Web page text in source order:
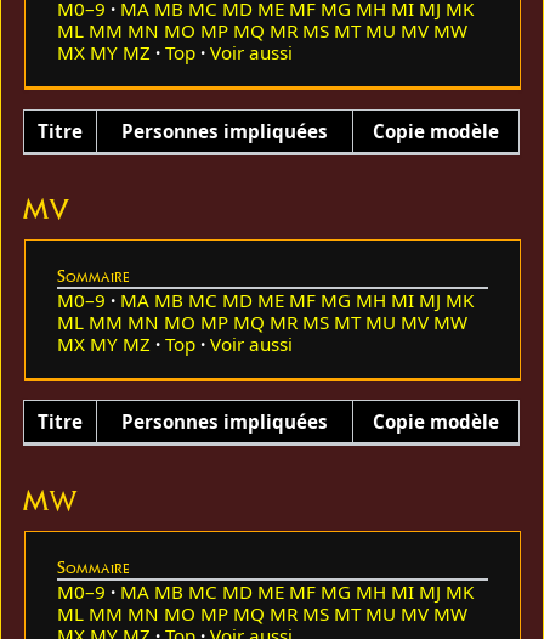
M0–9 MA MB MC MD ME MF MG MH MI MJ MK
ML MM MN MO MP MQ MR MS MT MU MV MW
MX MY MZ Top Voir aussi
Titre Personnes impliquées Copie modèle
MV
Sommaire
M0–9 MA MB MC MD ME MF MG MH MI MJ MK
ML MM MN MO MP MQ MR MS MT MU MV MW
MX MY MZ Top Voir aussi
Titre Personnes impliquées Copie modèle
MW
Sommaire
M0–9 MA MB MC MD ME MF MG MH MI MJ MK
ML MM MN MO MP MQ MR MS MT MU MV MW